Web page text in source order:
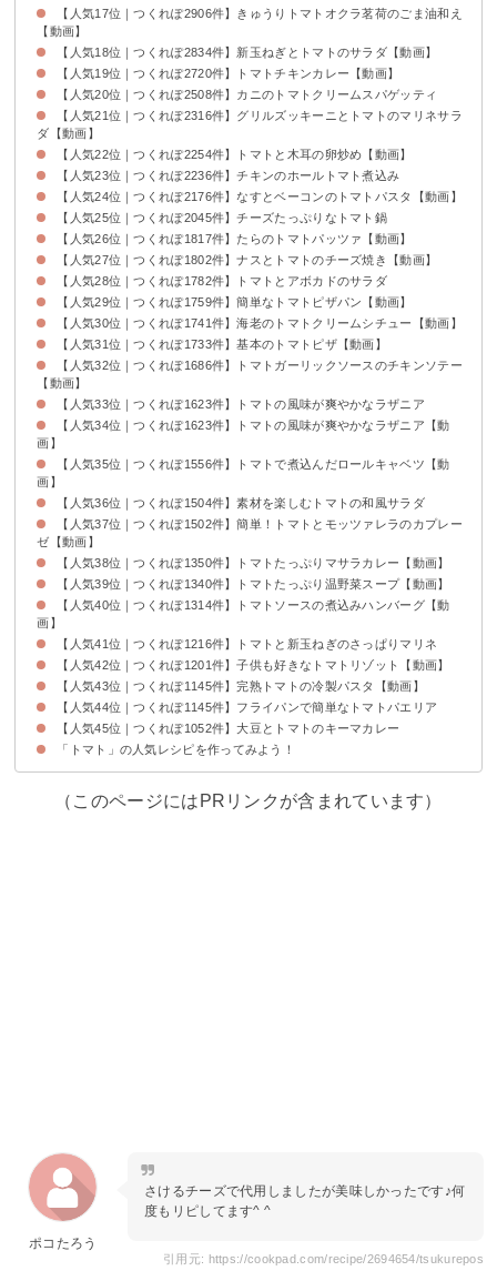
【人気17位｜つくれぽ2906件】きゅうりトマトオクラ茗荷のごま油和え
【動画】
【人気18位｜つくれぽ2834件】新玉ねぎとトマトのサラダ【動画】
【人気19位｜つくれぽ2720件】トマトチキンカレー【動画】
【人気20位｜つくれぽ2508件】カニのトマトクリームスパゲッティ
【人気21位｜つくれぽ2316件】グリルズッキーニとトマトのマリネサラ
ダ【動画】
【人気22位｜つくれぽ2254件】トマトと木耳の卵炒め【動画】
【人気23位｜つくれぽ2236件】チキンのホールトマト煮込み
【人気24位｜つくれぽ2176件】なすとベーコンのトマトパスタ【動画】
【人気25位｜つくれぽ2045件】チーズたっぷりなトマト鍋
【人気26位｜つくれぽ1817件】たらのトマトパッツァ【動画】
【人気27位｜つくれぽ1802件】ナスとトマトのチーズ焼き【動画】
【人気28位｜つくれぽ1782件】トマトとアボカドのサラダ
【人気29位｜つくれぽ1759件】簡単なトマトピザパン【動画】
【人気30位｜つくれぽ1741件】海老のトマトクリームシチュー【動画】
【人気31位｜つくれぽ1733件】基本のトマトピザ【動画】
【人気32位｜つくれぽ1686件】トマトガーリックソースのチキンソテー
【動画】
【人気33位｜つくれぽ1623件】トマトの風味が爽やかなラザニア
【人気34位｜つくれぽ1623件】トマトの風味が爽やかなラザニア【動
画】
【人気35位｜つくれぽ1556件】トマトで煮込んだロールキャベツ【動
画】
【人気36位｜つくれぽ1504件】素材を楽しむトマトの和風サラダ
【人気37位｜つくれぽ1502件】簡単！トマトとモッツァレラのカプレー
ゼ【動画】
【人気38位｜つくれぽ1350件】トマトたっぷりマサラカレー【動画】
【人気39位｜つくれぽ1340件】トマトたっぷり温野菜スープ【動画】
【人気40位｜つくれぽ1314件】トマトソースの煮込みハンバーグ【動
画】
【人気41位｜つくれぽ1216件】トマトと新玉ねぎのさっぱりマリネ
【人気42位｜つくれぽ1201件】子供も好きなトマトリゾット【動画】
【人気43位｜つくれぽ1145件】完熟トマトの冷製パスタ【動画】
【人気44位｜つくれぽ1145件】フライパンで簡単なトマトパエリア
【人気45位｜つくれぽ1052件】大豆とトマトのキーマカレー
「トマト」の人気レシピを作ってみよう！
（このページにはPRリンクが含まれています）
ポコたろう
さけるチーズで代用しましたが美味しかったです♪何
度もリピしてます^ ^
引用元: https://cookpad.com/recipe/2694654/tsukurepos